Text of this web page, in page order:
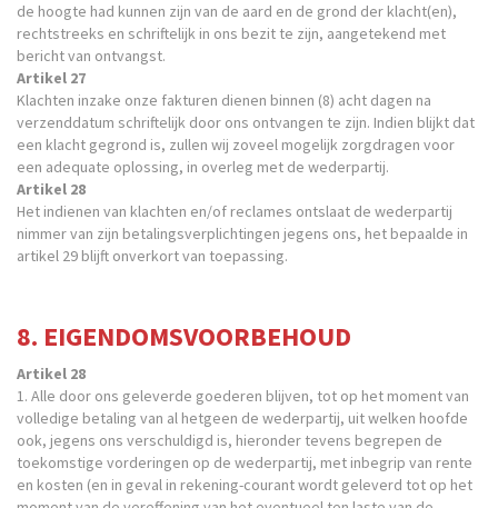
de hoogte had kunnen zijn van de aard en de grond der klacht(en),
rechtstreeks en schriftelijk in ons bezit te zijn, aangetekend met
bericht van ontvangst.
Artikel 27
Klachten inzake onze fakturen dienen binnen (8) acht dagen na
verzenddatum schriftelijk door ons ontvangen te zijn. Indien blijkt dat
een klacht gegrond is, zullen wij zoveel mogelijk zorgdragen voor
een adequate oplossing, in overleg met de wederpartij.
Artikel 28
Het indienen van klachten en/of reclames ontslaat de wederpartij
nimmer van zijn betalingsverplichtingen jegens ons, het bepaalde in
artikel 29 blijft onverkort van toepassing.
8. EIGENDOMSVOORBEHOUD
Artikel 28
1. Alle door ons geleverde goederen blijven, tot op het moment van
volledige betaling van al hetgeen de wederpartij, uit welken hoofde
ook, jegens ons verschuldigd is, hieronder tevens begrepen de
toekomstige vorderingen op de wederpartij, met inbegrip van rente
en kosten (en in geval in rekening-courant wordt geleverd tot op het